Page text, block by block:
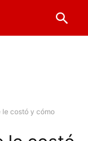
le costó y cómo